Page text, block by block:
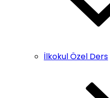
İlkokul Özel Ders